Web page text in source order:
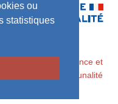
ou
statistiques
des Maires de France et
d'Intercommunalité